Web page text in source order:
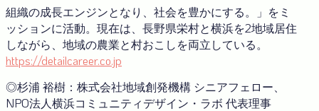
組織の成長エンジンとなり、社会を豊かにする。」をミ
ッションに活動。現在は、長野県栄村と横浜を2地域居住
しながら、地域の農業と村おこしを両立している。
https://detailcareer.co.jp
◎杉浦 裕樹：株式会社地域創発機構 シニアフェロー、
NPO法人横浜コミュニティデザイン・ラボ 代表理事